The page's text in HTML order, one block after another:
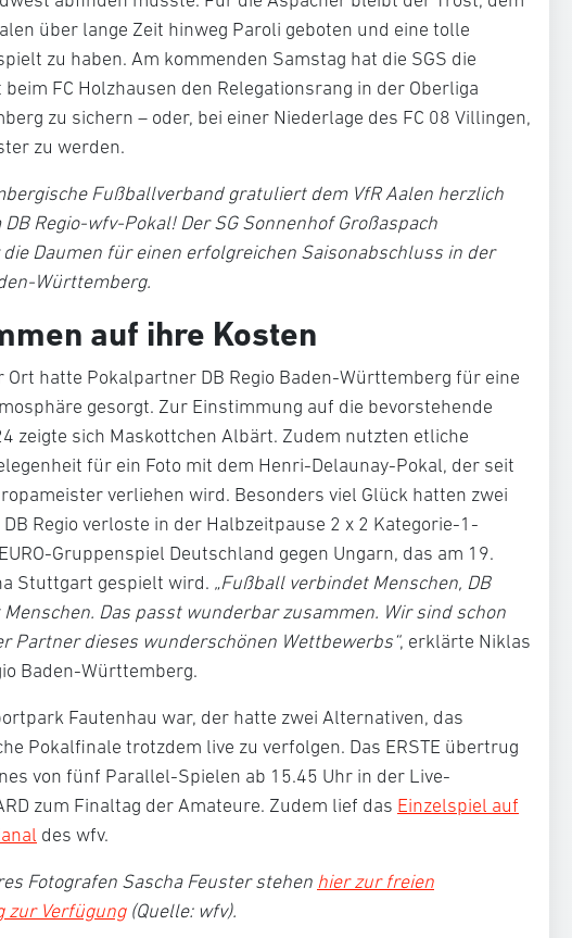
über lange Zeit hinweg Paroli geboten und eine tolle
zu haben. Am kommenden Samstag hat die SGS die
beim FC Holzhausen den Relegationsrang in der Oberliga
zu sichern – oder, bei einer Niederlage des FC 08 Villingen,
zu werden.
Fußballverband gratuliert dem VfR Aalen herzlich
DB Regio-wfv-Pokal! Der SG Sonnenhof Großaspach
Daumen für einen erfolgreichen Saisonabschluss in der
Württemberg.
auf ihre Kosten
Ort hatte Pokalpartner DB Regio Baden-Württemberg für eine
gesorgt. Zur Einstimmung auf die bevorstehende
zeigte sich Maskottchen Albärt. Zudem nutzten etliche
für ein Foto mit dem Henri-Delaunay-Pokal, der seit
verliehen wird. Besonders viel Glück hatten zwei
Regio verloste in der Halbzeitpause 2 x 2 Kategorie-1-
Gruppenspiel Deutschland gegen Ungarn, das am 19.
Stuttgart gespielt wird. „Fußball verbindet Menschen, DB
Menschen. Das passt wunderbar zusammen. Wir sind schon
Partner dieses wunderschönen Wettbewerbs“, erklärte Niklas
Baden-Württemberg.
Fautenhau war, der hatte zwei Alternativen, das
Pokalfinale trotzdem live zu verfolgen. Das ERSTE übertrug
von fünf Parallel-Spielen ab 15.45 Uhr in der Live-
zum Finaltag der Amateure. Zudem lief das Einzelspiel auf
des wfv.
Fotografen Sascha Feuster stehen hier zur freien
zur Verfügung(Quelle: wfv).